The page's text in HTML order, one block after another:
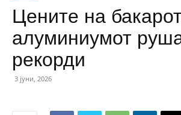
Цените на
алуминиумот
рекорди
3 јуни, 2026